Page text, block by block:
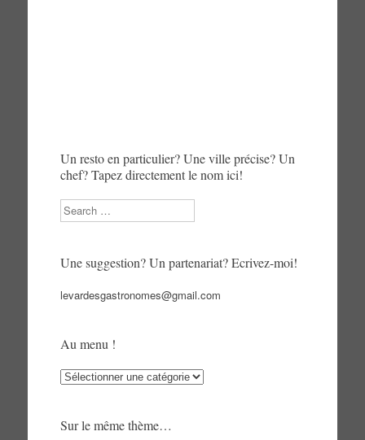
Un resto en particulier? Une ville précise? Un
chef? Tapez directement le nom ici!
Search
Une suggestion? Un partenariat? Ecrivez-moi!
levardesgastronomes@gmail.com
Au menu !
Au
Sur le même thème…